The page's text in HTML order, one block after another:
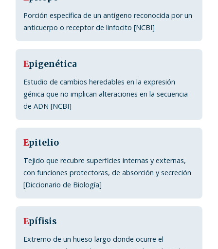
Porción específica de un antígeno reconocida por un
anticuerpo o receptor de linfocito [NCBI]
Epigenética
Estudio de cambios heredables en la expresión
génica que no implican alteraciones en la secuencia
de ADN [NCBI]
Epitelio
Tejido que recubre superficies internas y externas,
con funciones protectoras, de absorción y secreción
[Diccionario de Biología]
Epífisis
Extremo de un hueso largo donde ocurre el